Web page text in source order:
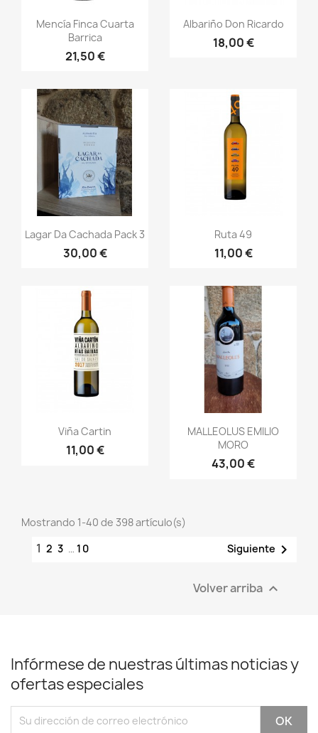
Vista rápida
Mencía Finca Cuarta
Barrica
21,50 €
Vista rápida
Albariño Don Ricardo
18,00 €
Vista rápida
Lagar Da Cachada Pack 3
30,00 €
Vista rápida
Ruta 49
11,00 €
Vista rápida
Viña Cartin
11,00 €
Vista rápida
MALLEOLUS EMILIO
MORO
43,00 €
Mostrando 1-40 de 398 artículo(s)
1 2 3 … 10 Siguiente 
Volver arriba 
Infórmese de nuestras últimas noticias y
ofertas especiales